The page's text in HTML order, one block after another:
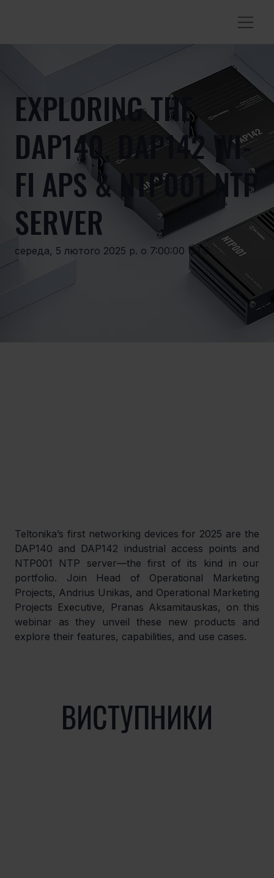
EXPLORING THE
DAP140, DAP142 WI-
FI APS & NTP001 NTP
SERVER
середа, 5 лютого 2025 р. о 7:00:00 UTC
Teltonika’s first networking devices for 2025 are the
DAP140 and DAP142 industrial access points and
NTP001 NTP server—the first of its kind in our
portfolio. Join Head of Operational Marketing
Projects, Andrius Unikas, and Operational Marketing
Projects Executive, Pranas Aksamitauskas, on this
webinar as they unveil these new products and
explore their features, capabilities, and use cases.
ВИСТУПНИКИ